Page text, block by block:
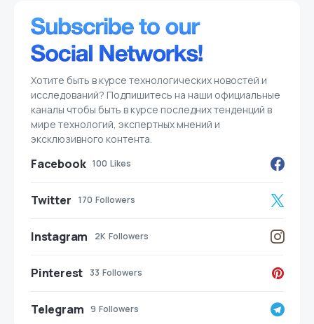
Хотите быть в курсе технологических новостей и
исследований? Подпишитесь на наши официальные
каналы чтобы быть в курсе последних тенденций в
мире технологий, экспертных мнений и
эксклюзивного контента.
Facebook 100 Likes
Twitter 170 Followers
Instagram 2K Followers
Pinterest 33 Followers
Telegram 9 Followers